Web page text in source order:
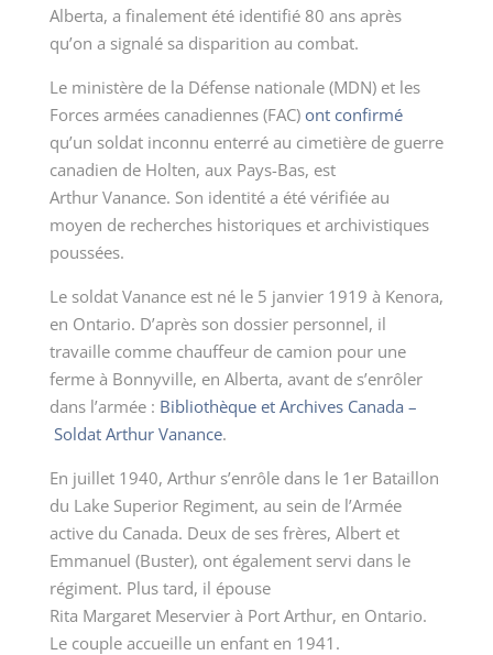
Alberta, a finalement été identifié 80 ans après
qu’on a signalé sa disparition au combat.
Le ministère de la Défense nationale (MDN) et les
Forces armées canadiennes (FAC) ont confirmé
qu’un soldat inconnu enterré au cimetière de guerre
canadien de Holten, aux Pays-Bas, est
Arthur Vanance. Son identité a été vérifiée au
moyen de recherches historiques et archivistiques
poussées.
Le soldat Vanance est né le 5 janvier 1919 à Kenora,
en Ontario. D’après son dossier personnel, il
travaille comme chauffeur de camion pour une
ferme à Bonnyville, en Alberta, avant de s’enrôler
dans l’armée : Bibliothèque et Archives Canada –
Soldat Arthur Vanance.
En juillet 1940, Arthur s’enrôle dans le 1 erBataillon
du Lake Superior Regiment, au sein de l’Armée
active du Canada. Deux de ses frères, Albert et
Emmanuel (Buster), ont également servi dans le
régiment. Plus tard, il épouse
Rita Margaret Meservier à Port Arthur, en Ontario.
Le couple accueille un enfant en 1941.